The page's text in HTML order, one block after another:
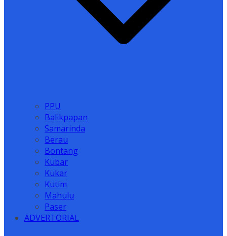
PPU
Balikpapan
Samarinda
Berau
Bontang
Kubar
Kukar
Kutim
Mahulu
Paser
ADVERTORIAL